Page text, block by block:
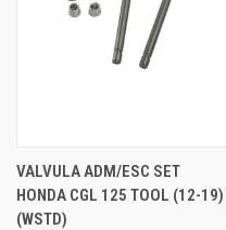
VALVULA ADM/ESC SET
HONDA CGL 125 TOOL (12-19)
(WSTD)